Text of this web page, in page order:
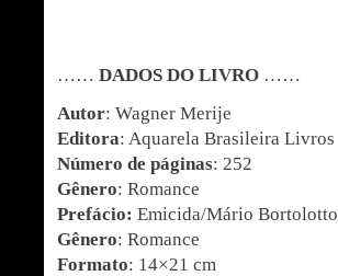
…… DADOS DO LIVRO ……
Autor: Wagner Merije
Editora: Aquarela Brasileira Livros
Número de páginas: 252
Gênero: Romance
Prefácio: Emicida/Mário Bortolotto
Gênero: Romance
Formato: 14×21 cm